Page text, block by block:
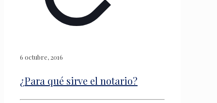
6 octubre, 2016
¿Para qué sirve el notario?